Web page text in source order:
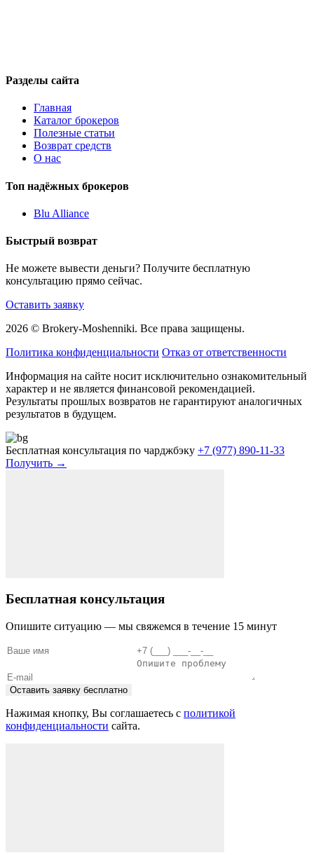
Разделы сайта
Главная
Каталог брокеров
Полезные статьи
Возврат средств
О нас
Топ надёжных брокеров
Blu Alliance
Быстрый возврат
Не можете вывести деньги? Получите бесплатную
консультацию прямо сейчас.
Оставить заявку
2026 © Brokery-Moshenniki. Все права защищены.
Политика конфиденциальности Отказ от ответственности
Информация на сайте носит исключительно ознакомительный
характер и не является финансовой рекомендацией.
Результаты прошлых возвратов не гарантируют аналогичных
результатов в будущем.
Бесплатная консультация по чарджбэку +7 (977) 890-11-33
Получить →
Бесплатная консультация
Опишите ситуацию — мы свяжемся в течение 15 минут
Оставить заявку бесплатно
Нажимая кнопку, Вы соглашаетесь с политикой
конфиденциальности сайта.